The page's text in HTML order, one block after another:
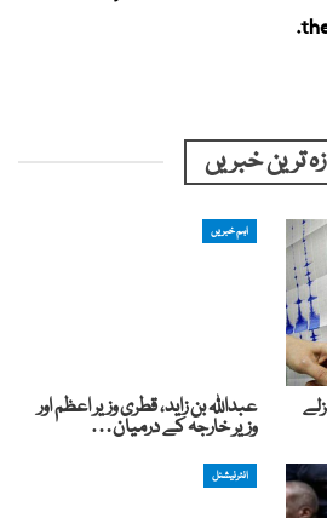
ترین خبریں
زلزلے
اہم خبریں
عبداللہ بن زاید، قطری وزیر اعظم اور
وزیر خارجہ کے درمیان…
انٹرنیشنل